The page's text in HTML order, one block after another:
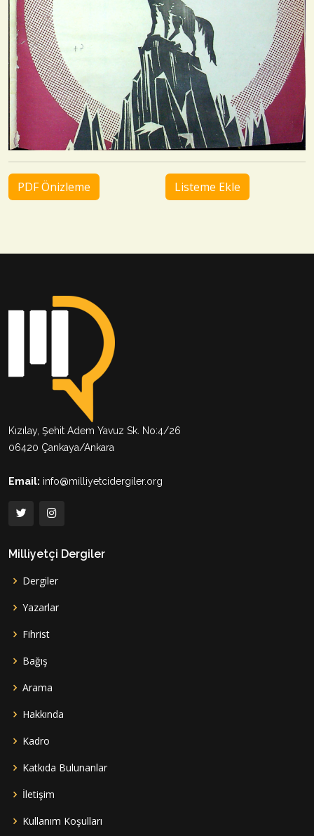
PDF Önizleme Listeme Ekle
Kızılay, Şehit Adem Yavuz Sk. No:4/26
06420 Çankaya/Ankara
Email: info@milliyetcidergiler.org
Milliyetçi Dergiler
Dergiler
Yazarlar
Fihrist
Bağış
Arama
Hakkında
Kadro
Katkıda Bulunanlar
İletişim
Kullanım Koşulları